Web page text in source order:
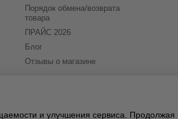
Порядок обмена/возврата
товара
ПРАЙС 2026
Блог
Отзывы о магазине
и улучшения сервиса. Продолжая